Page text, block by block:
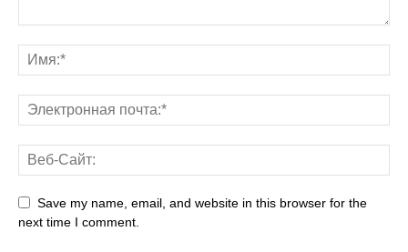
Save my name, email, and website in this browser for the
next time I comment.